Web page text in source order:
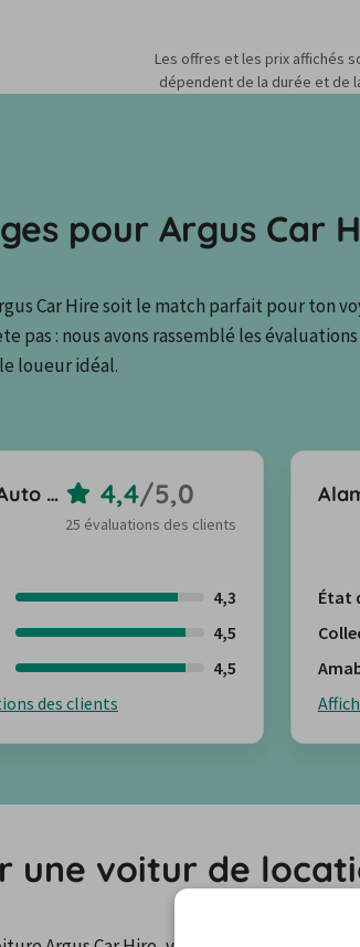
Les offres et les prix affichés
dépendent de la durée et de
pour Argus Car
Car Hire soit le match parfait pour ton
pas : nous avons rassemblé les
loueur idéal.
Sicily by Car - Auto Europa 4,4/5,0
25 évaluations des clients
4,3
4,5
4,5
des clients
État
une voitur de